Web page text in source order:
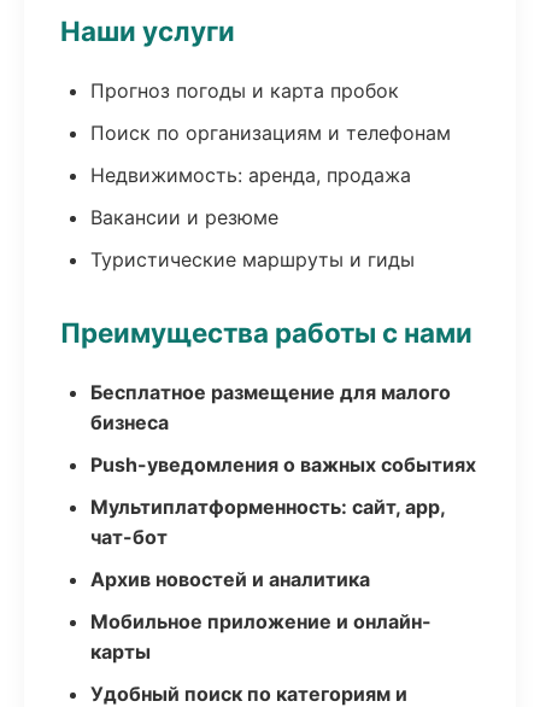
Наши услуги
Прогноз погоды и карта пробок
Поиск по организациям и телефонам
Недвижимость: аренда, продажа
Вакансии и резюме
Туристические маршруты и гиды
Преимущества работы с нами
Бесплатное размещение для малого
бизнеса
Push-уведомления о важных событиях
Мультиплатформенность: сайт, app,
чат-бот
Архив новостей и аналитика
Мобильное приложение и онлайн-
карты
Удобный поиск по категориям и